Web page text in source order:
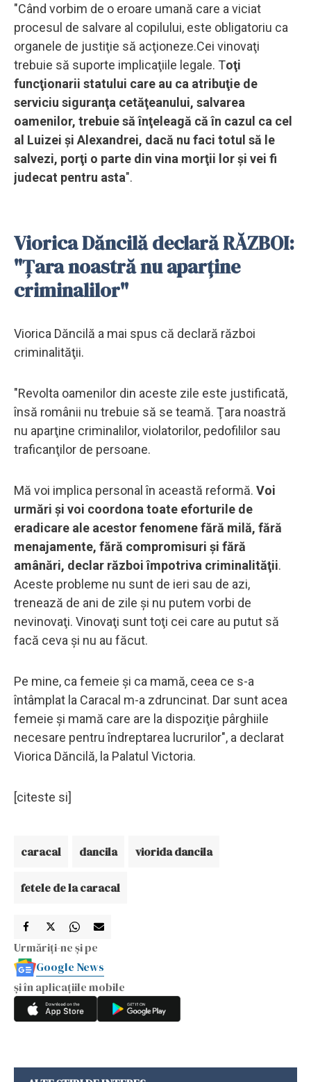
"Când vorbim de o eroare umană care a viciat
procesul de salvare al copilului, este obligatoriu ca
organele de justiţie să acţioneze.Cei vinovaţi
trebuie să suporte implicaţiile legale. Toţi
funcţionarii statului care au ca atribuţie de
serviciu siguranţa cetăţeanului, salvarea
oamenilor, trebuie să înţeleagă că în cazul ca cel
al Luizei şi Alexandrei, dacă nu faci totul să le
salvezi, porţi o parte din vina morţii lor şi vei fi
judecat pentru asta".
Viorica Dăncilă declară RĂZBOI:
"Ţara noastră nu aparţine
criminalilor"
Viorica Dăncilă a mai spus că declară război
criminalităţii.
"Revolta oamenilor din aceste zile este justificată,
însă românii nu trebuie să se teamă. Ţara noastră
nu aparţine criminalilor, violatorilor, pedofililor sau
traficanţilor de persoane.
Mă voi implica personal în această reformă. Voi
urmări şi voi coordona toate eforturile de
eradicare ale acestor fenomene fără milă, fără
menajamente, fără compromisuri şi fără
amânări, declar război împotriva criminalităţii.
Aceste probleme nu sunt de ieri sau de azi,
trenează de ani de zile şi nu putem vorbi de
nevinovaţi. Vinovaţi sunt toţi cei care au putut să
facă ceva şi nu au făcut.
Pe mine, ca femeie şi ca mamă, ceea ce s-a
întâmplat la Caracal m-a zdruncinat. Dar sunt acea
femeie şi mamă care are la dispoziţie pârghiile
necesare pentru îndreptarea lucrurilor", a declarat
Viorica Dăncilă, la Palatul Victoria.
[citeste si]
caracal dancila viorida dancila
fetele de la caracal
Urmăriți-ne și pe
Google News
și în aplicațiile mobile